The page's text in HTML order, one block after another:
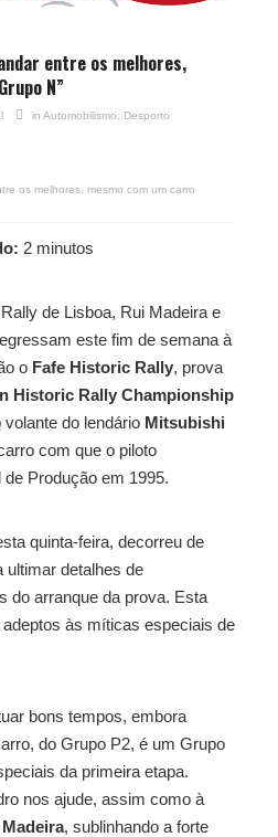
entre os melhores,
N”
in Automobilismo Desporto
os melhores, mesmo com um carro
2 minutos
de Lisboa, Rui Madeira e
este fim de semana à
o Fafe Historic Rally, prova
Historic Rally Championship
volante do lendário Mitsubishi
com que o piloto
Produção em 1995.
quinta-feira, decorreu de
ultimar detalhes de
do arranque da prova. Esta
às míticas especiais de
bons tempos, embora
do Grupo P2, é um Grupo
da primeira etapa.
nos ajude, assim como à
, sublinhando a forte